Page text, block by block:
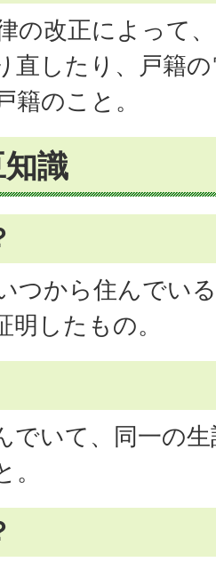
の改正によって
直したり、戸籍
籍のこと。
識
つから住んでい
明したもの。
でいて、同一の